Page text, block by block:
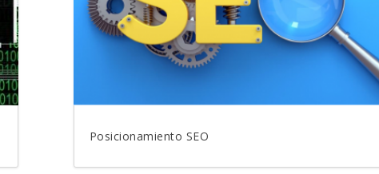
Posicionamiento SEO